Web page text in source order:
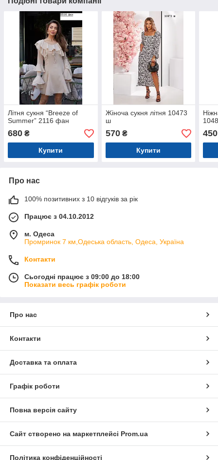
Літня сукня “Breeze of
Summer” 2116 фан
680 ₴
Купити
Жіноча сукня літня 10473
ш
570₴
Купити
450
Про нас
100% позитивних з 10 відгуків за рік
Працює з 04.10.2012
м. Одеса
Промринок 7 км,Одеська область, Одеса, Україна
Контакти
Сьогодні працює з 09:00 до 18:00
Показати весь графік роботи
Про нас
Контакти
Доставка та оплата
Графік роботи
Повна версія сайту
Сайт створено на маркетплейсі Prom.ua
Політика конфіденційності